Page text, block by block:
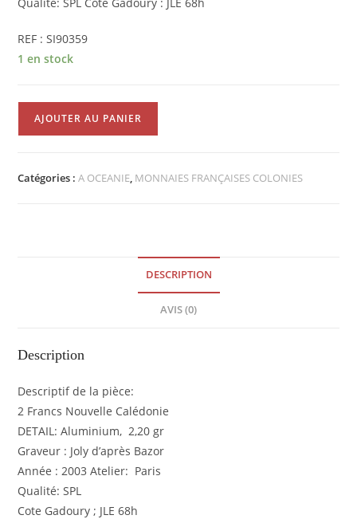
REF : SI90359
1 en stock
Francs
AJOUTER AU PANIER
Catégories :A OCEANIE, MONNAIES FRANÇAISES COLONIES
DESCRIPTION
AVIS (0)
Description
Descriptif de la pièce:
2 Francs Nouvelle Calédonie
DETAIL: Aluminium, 2,20 gr
Graveur : Joly d’après Bazor
Année : 2003 Atelier: Paris
Qualité: SPL
Cote Gadoury ; JLE 68h